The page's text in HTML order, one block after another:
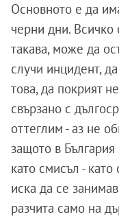
Основното е да
черни дни. Всичко
такава, може да
случи инцидент,
това, да покрият
свързано с
оттеглим - аз не
защото в
като смисъл - като
иска да се
разчита само на